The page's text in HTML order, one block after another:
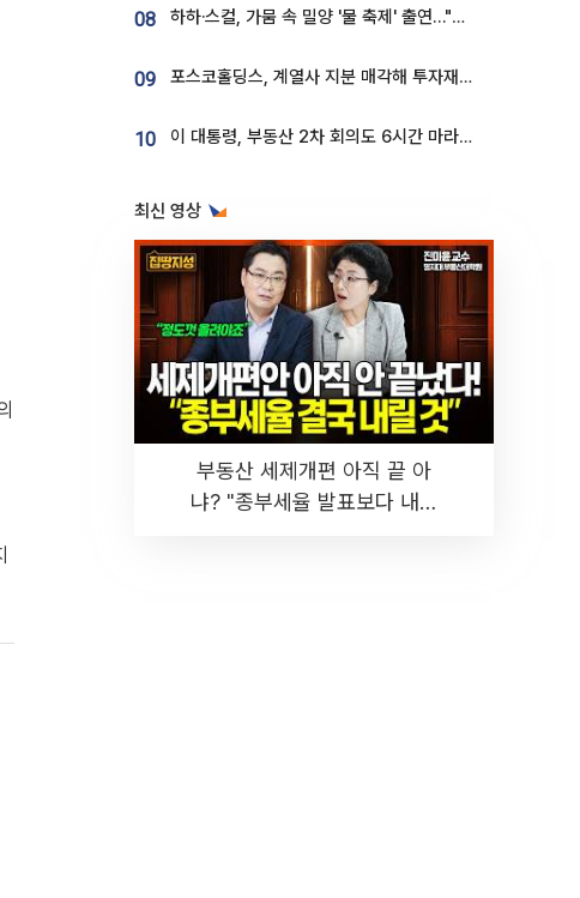
08 하하·스컬, 가뭄 속 밀양 '물 축제' 출연…"출연료 전액 기부"
09 포스코홀딩스, 계열사 지분 매각해 투자재원 2.5조 확보
10 이 대통령, 부동산 2차 회의도 6시간 마라톤…"기존 사고 벗어나 과감히 실천"
최신 영상
부동산 세제개편 아직 끝 아
냐? "종부세율 발표보다 내릴